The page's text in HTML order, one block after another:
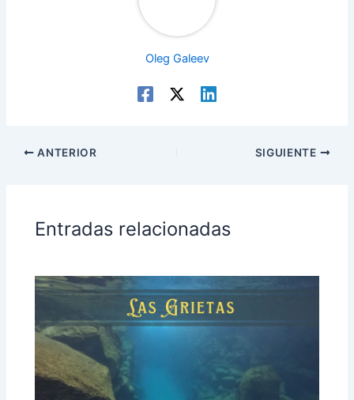
Oleg Galeev
ANTERIOR SIGUIENTE
Entradas relacionadas